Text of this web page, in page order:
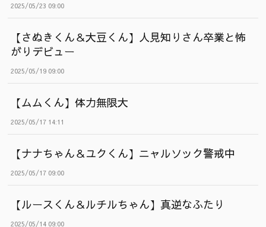
2025/05/23 09:00
【さぬきくん＆大豆くん】人見知りさん卒業と怖
がりデビュー
2025/05/19 09:00
【ムムくん】体力無限大
2025/05/17 14:11
【ナナちゃん＆ユクくん】ニャルソック警戒中
2025/05/17 09:00
【ルースくん＆ルチルちゃん】真逆なふたり
2025/05/14 09:00